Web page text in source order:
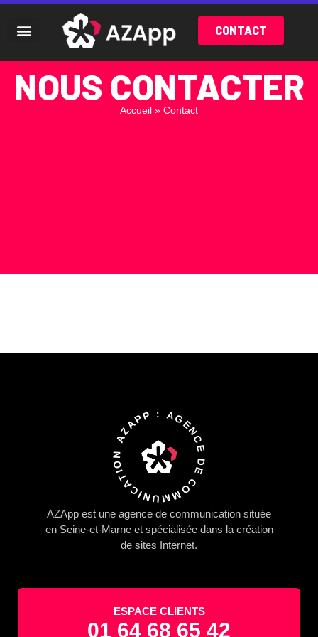
CONTACT
NOUS CONTACTER
Accueil » Contact
AZAPP : AGENCE DE COMMUNICATION
AZApp est une agence de communication située
en Seine-et-Marne et spécialisée dans la création
de sites Internet.
ESPACE CLIENTS
01 64 68 65 42